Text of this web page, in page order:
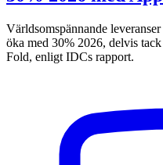
Världsomspännande
öka med 30% 2026, delvis
Fold, enligt IDCs rapport.